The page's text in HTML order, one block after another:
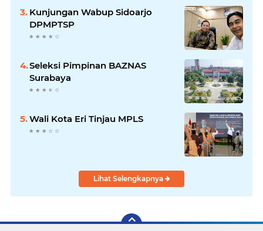
Kunjungan Wabup Sidoarjo
DPMPTSP
Seleksi Pimpinan BAZNAS
Surabaya
Wali Kota Eri Tinjau MPLS
Lihat Selengkapnya